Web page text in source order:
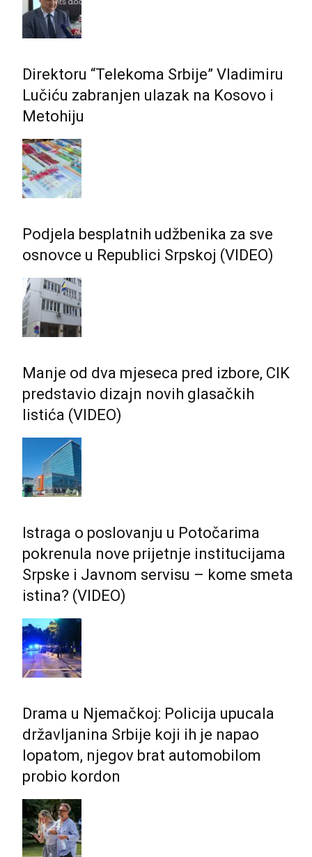
Direktoru “Telekoma Srbije” Vladimiru
Lučiću zabranjen ulazak na Kosovo i
Metohiju
Podjela besplatnih udžbenika za sve
osnovce u Republici Srpskoj (VIDEO)
Manje od dva mjeseca pred izbore, CIK
predstavio dizajn novih glasačkih
listića (VIDEO)
Istraga o poslovanju u Potočarima
pokrenula nove prijetnje institucijama
Srpske i Јavnom servisu – kome smeta
istina? (VIDEO)
Drama u Njemačkoj: Policija upucala
državljanina Srbije koji ih je napao
lopatom, njegov brat automobilom
probio kordon